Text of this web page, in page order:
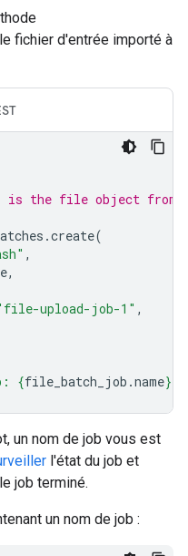
fichier d'entrée importé à
is the file object from
.create(
,
,
upload-job-1" ,
{file_batch_job .name}
un nom de job vous est
l'état du job et
job terminé.
un nom de job :